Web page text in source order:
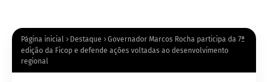
Página inicial Destaque
Governador Marcos Rocha participa da 7ª
edição da Ficop e defende ações voltadas ao desenvolvimento
regional